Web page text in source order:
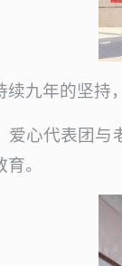
续九年的坚持
爱心代表团与
。